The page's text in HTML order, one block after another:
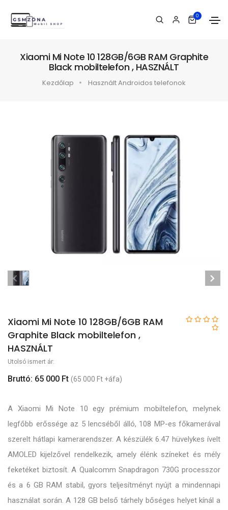
0
Xiaomi Mi Note 10 128GB/6GB RAM Graphite
Black mobiltelefon , HASZNÁLT
Kezdőlap Használt Androidos telefonok
Xiaomi Mi Note 10 128GB/6GB RAM
Graphite Black mobiltelefon ,
HASZNÁLT
Utolsó ismert ár:
Bruttó: 65 000 Ft (65 000 Ft +áfa)
A Xiaomi Mi Note 10 egy prémium mobiltelefon, melynek
legfőbb erőssége az 5 lencséből álló, 108 MP-es főkamerával
szerelt hátlapi kamerarendszer. A készülék 6.47 hüvelykes ívelt
AMOLED kijelzővel rendelkezik, amely élénk színeket és mély
feketéket biztosít. A Qualcomm Snapdragon 730G processzor
és a 6 GB RAM stabil, gyors teljesítményt nyújt a mindennapi
használat során. A 128 GB belső tárhely bőséges helyet kínál a